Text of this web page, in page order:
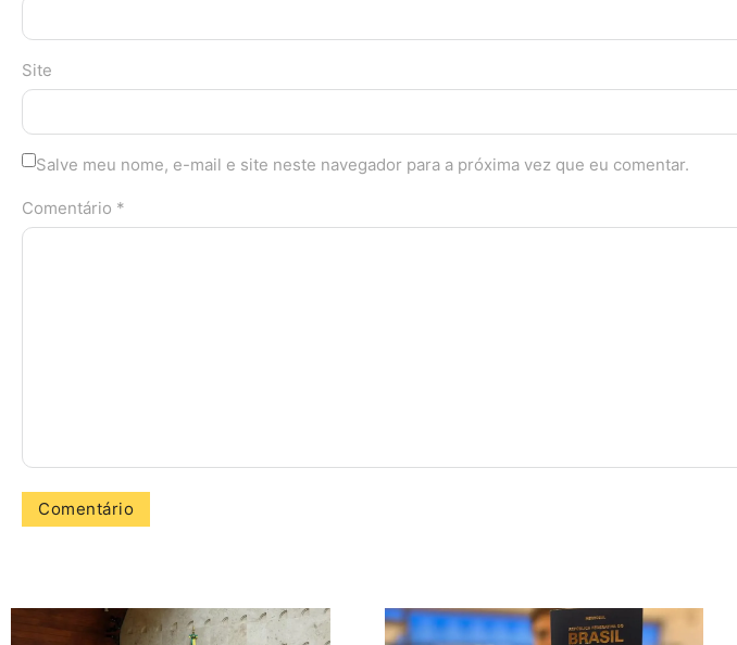
Site
Salve meu nome, e-mail e site neste navegador para a próxima vez que eu comentar.
Comentário *